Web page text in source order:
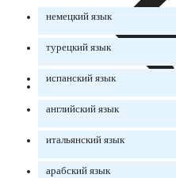
немецкий язык
турецкий язык
испанский язык
английский язык
итальянский язык
арабский язык